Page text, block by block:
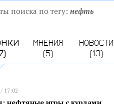
поиска по тегу: нефть
МНЕНИЯ
(5)
НОВОСТИ
(13)
17:02